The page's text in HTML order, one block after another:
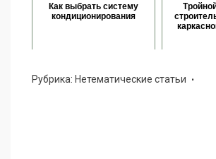
Как выбрать систему
кондиционирования
Рубрика: Нетематические статьи